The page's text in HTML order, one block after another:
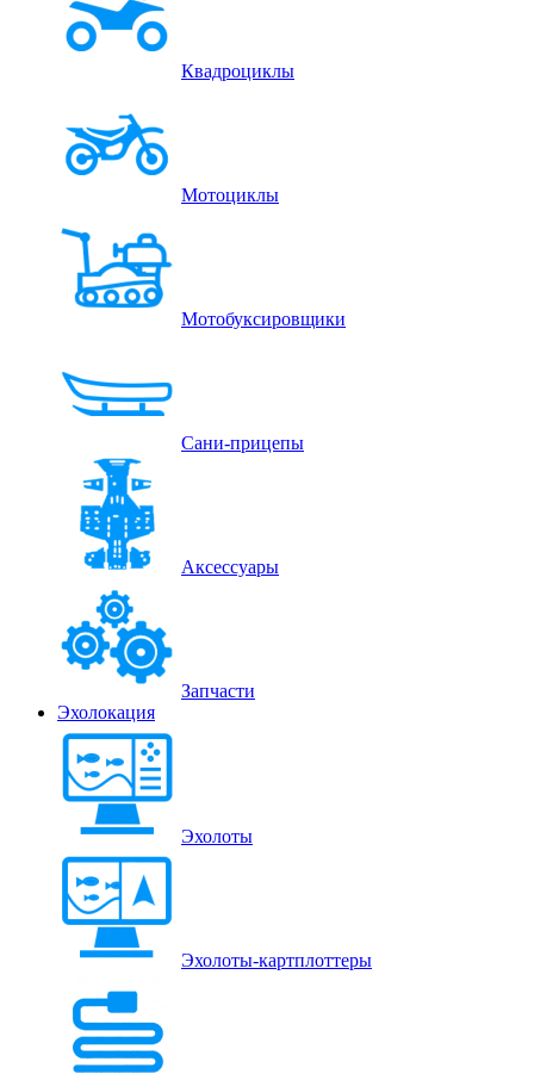
Квадроциклы
Мотоциклы
Мотобуксировщики
Сани-прицепы
Аксессуары
Запчасти
Эхолокация
Эхолоты
Эхолоты-картплоттеры